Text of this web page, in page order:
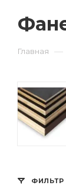
Главная —